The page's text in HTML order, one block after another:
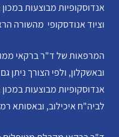
אנדוסקופיות מבוצעות
וציוד אנודסקופי מהשורה
המרפאות של ד"ר ברקאי
ובאשקלון, ולפי הצורך ניתן
אנדוסקופיות מבוצעות
לביה"ח איכילוב, ובאסותא